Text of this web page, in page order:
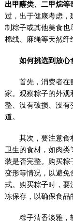
出甲醛类、二甲烷等
过，出于健康考虑，
制粽子或其他美食也
棉线、麻绳等天然纤
如何挑选到放心
首先，消费者在
家。观察粽子的外观
整、没有破损、没有
道。
其次，要注意食
卫生的食材，如肉
装是否完整。购买粽
变形等情况，以避免
式。购买粽子时，要
冻保存，以确保食品
粽子清香淡雅，